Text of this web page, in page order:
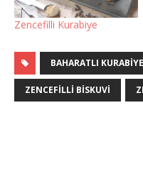
Zencefilli Kurabiye
BAHARATLI
ZENCEFILLI BISKUVI